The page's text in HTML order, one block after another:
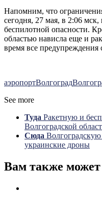
Напомним, что
сегодня, 27 мая, в 2:06 мск,
беспилотной опасности.
областью нависла еще и
время все предупреждения
аэропортВолгоград
See more
Туда Ракетную и
Волгоградской
Сюда Волгоградскую
украинские дроны
Вам также